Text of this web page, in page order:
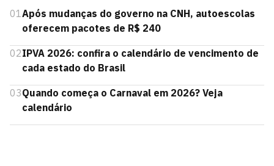
01Após mudanças do governo na CNH, autoescolas
oferecem pacotes de R$ 240
02IPVA 2026: confira o calendário de vencimento de
cada estado do Brasil
03Quando começa o Carnaval em 2026? Veja
calendário